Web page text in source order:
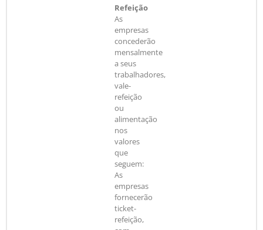
Refeição
As
empresas
concederão
mensalmente
a seus
trabalhadores,
vale-
refeição
ou
alimentação
nos
valores
que
seguem:
As
empresas
fornecerão
ticket-
refeição,